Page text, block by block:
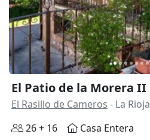
El Patio de la Morera II
El Rasillo de Cameros - La Rioja
26 + 16
Casa Entera